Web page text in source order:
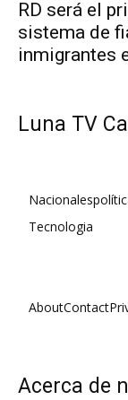
RD será el
sistema de
inmigrantes
Luna TV
Nacionales
Tecnologia
AboutContact
Acerca de